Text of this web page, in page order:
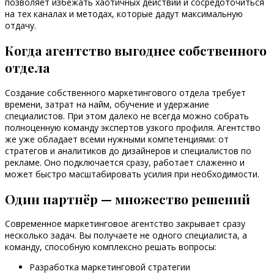
на тех каналах и методах, которые дадут максимальную
отдачу.
Когда агентство выгоднее собственного
отдела
Создание собственного маркетингового отдела требует
времени, затрат на найм, обучение и удержание
специалистов. При этом далеко не всегда можно собрать
полноценную команду экспертов узкого профиля. Агентство
же уже обладает всеми нужными компетенциями: от
стратегов и аналитиков до дизайнеров и специалистов по
рекламе. Оно подключается сразу, работает слаженно и
может быстро масштабировать усилия при необходимости.
Один партнёр — множество решений
Современное маркетинговое агентство закрывает сразу
несколько задач. Вы получаете не одного специалиста, а
команду, способную комплексно решать вопросы:
Разработка маркетинговой стратегии